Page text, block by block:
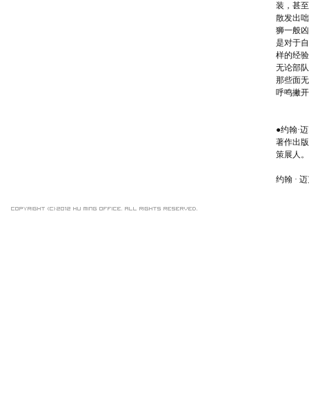
装，甚
散发出
狮一般
是对于
样的经
无论部
那些面
呼鸣撇
●约翰·
著作出
策展人。
约翰 ·